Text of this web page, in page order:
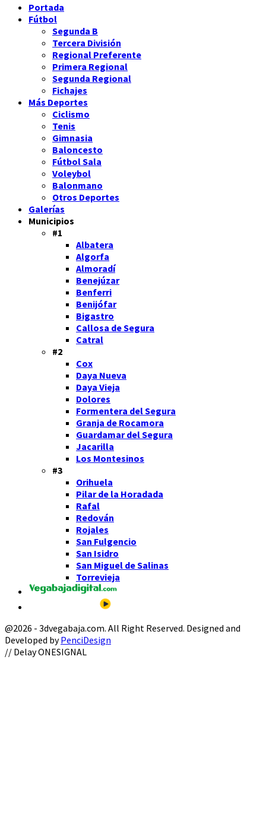
Portada
Fútbol
Segunda B
Tercera División
Regional Preferente
Primera Regional
Segunda Regional
Fichajes
Más Deportes
Ciclismo
Tenis
Gimnasia
Baloncesto
Fútbol Sala
Voleybol
Balonmano
Otros Deportes
Galerías
Municipios
#1
Albatera
Algorfa
Almoradí
Benejúzar
Benferri
Benijófar
Bigastro
Callosa de Segura
Catral
#2
Cox
Daya Nueva
Daya Vieja
Dolores
Formentera del Segura
Granja de Rocamora
Guardamar del Segura
Jacarilla
Los Montesinos
#3
Orihuela
Pilar de la Horadada
Rafal
Redován
Rojales
San Fulgencio
San Isidro
San Miguel de Salinas
Torrevieja
@2026 - 3dvegabaja.com. All Right Reserved. Designed and
Developed byPenciDesign
Facebook
Twitter
Instagram
Youtube
Email
// Delay ONESIGNAL